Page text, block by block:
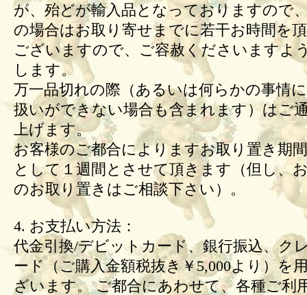
が、殆どが輸入品となっておりますので
の場合はお取り寄せまでに若干お時間を
ございますので、ご容赦くださいますよ
します。
万一品切れの際（あるいは何らかの事情
扱いができない場合も含まれます）はご
上げます。
お客様のご都合によりますお取り置き期
として１週間とさせて頂きます（但し、
のお取り置きはご相談下さい）。
4. お支払い方法：
代金引換/デビットカード、銀行振込、ク
ード（ご購入金額税抜き￥5,000より）を
ざいます。 ご都合にあわせて、各種ご利